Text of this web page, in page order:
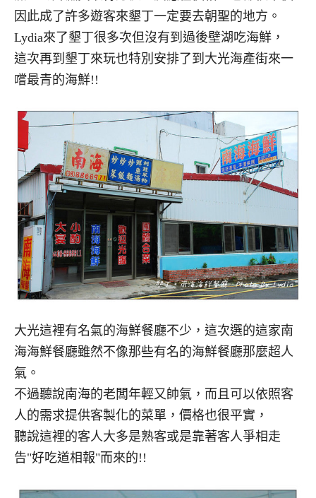
因此成了許多遊客來墾丁一定要去朝聖的地方。
Lydia來了墾丁很多次但沒有到過後壁湖吃海鮮，
這次再到墾丁來玩也特別安排了到大光海產街來一
嚐最青的海鮮!!
大光這裡有名氣的海鮮餐廳不少，這次選的這家南
海海鮮餐廳雖然不像那些有名的海鮮餐廳那麼超人
氣。
不過聽說南海的老闆年輕又帥氣，而且可以依照客
人的需求提供客製化的菜單，價格也很平實，
聽說這裡的客人大多是熟客或是靠著客人爭相走
告"好吃道相報"而來的!!